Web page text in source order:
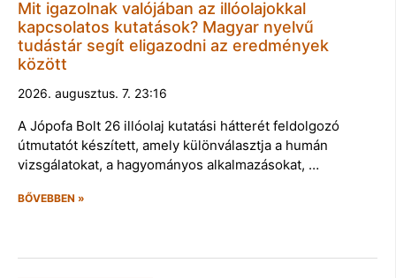
Mit igazolnak valójában az illóolajokkal
kapcsolatos kutatások? Magyar nyelvű
tudástár segít eligazodni az eredmények
között
2026. augusztus. 7. 23:16
A Jópofa Bolt 26 illóolaj kutatási hátterét feldolgozó
útmutatót készített, amely különválasztja a humán
vizsgálatokat, a hagyományos alkalmazásokat, …
BŐVEBBEN »